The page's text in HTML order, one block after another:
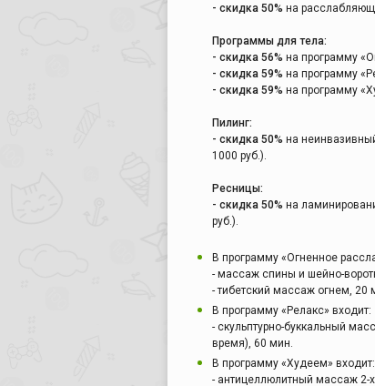
- скидка 50% на
Программы для тела:
- скидка 56% на программу
- скидка 59% на программу
- скидка 59% на программу
Пилинг:
- скидка 50% на
1000 руб.).
Ресницы:
- скидка 50% на
руб.).
В программу «Огненное
- массаж спины и шейно-
- тибетский массаж огнем, 20
В программу «Релакс» входит:
- скульптурно-буккальный
время), 60 мин.
В программу «Худеем» входит:
- антицеллюлитный массаж 2-